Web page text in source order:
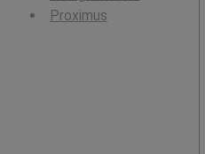
Proximus